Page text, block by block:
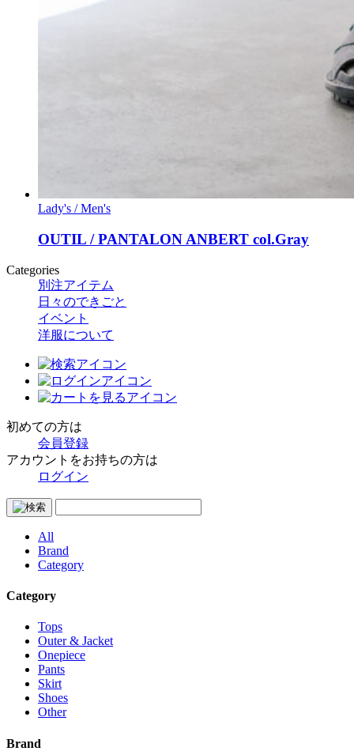
Lady's / Men's
OUTIL / PANTALON ANBERT col.Gray
Categories
別注アイテム
日々のできごと
イベント
洋服について
初めての方は
会員登録
アカウントをお持ちの方は
ログイン
All
Brand
Category
Category
Tops
Outer & Jacket
Onepiece
Pants
Skirt
Shoes
Other
Brand